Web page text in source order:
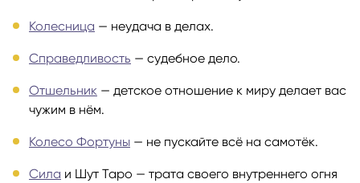
Колесница — неудача в делах.
Справедливость — судебное дело.
Отшельник — детское отношение к миру делает вас
чужим в нём.
Колесо Фортуны — не пускайте всё на самотёк.
Сила и Шут Таро — трата своего внутреннего огня